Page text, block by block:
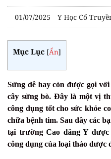
01/07/2025 Y Học Cổ
Mục Lục [Ẩn]
Sừng dê hay còn được gọi
cây sừng bò. Đây là một vị
công dụng tốt cho sức khỏe
chữa bệnh tim. Sau đây các
tại trườngCao đẳng Y
công dụng của loại thảo dược